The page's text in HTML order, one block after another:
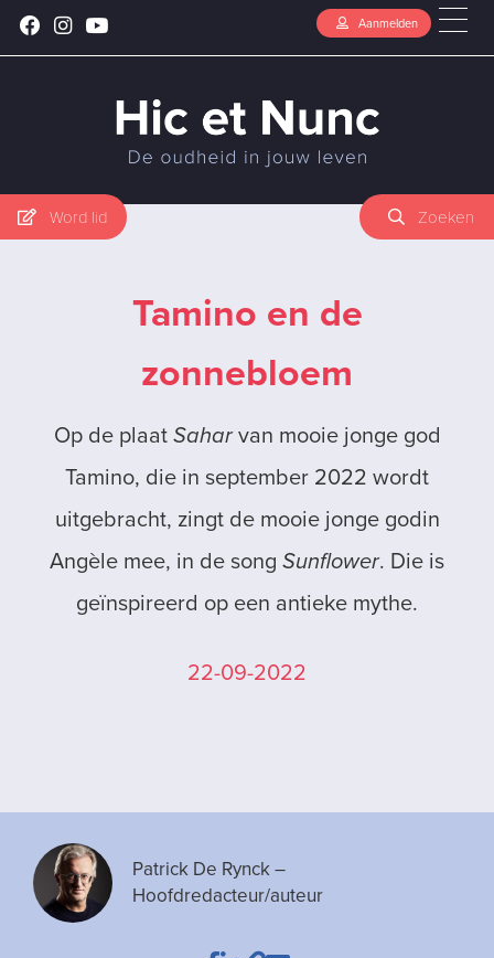
Aanmelden
Word lid Zoeken
Tamino en de
zonnebloem
Op de plaatSaharvan mooie jonge god
Tamino, die in september 2022 wordt
uitgebracht, zingt de mooie jonge godin
Angèle mee, in de song Sunflower. Die is
geïnspireerd op een antieke mythe.
22-09-2022
Patrick De Rynck–
Hoofdredacteur/auteur